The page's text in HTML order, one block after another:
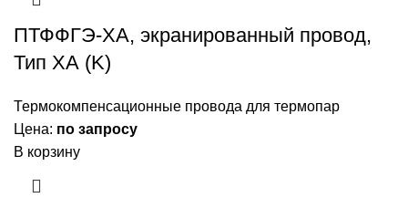
ПТФФГЭ-ХА, экранированный провод,
Тип ХА (K)
Термокомпенсационные провода для термопар
Цена: по запросу
В корзину